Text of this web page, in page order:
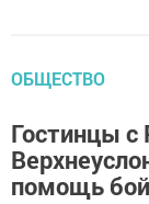
ОБЩЕСТВО
Гостинцы с
помощь